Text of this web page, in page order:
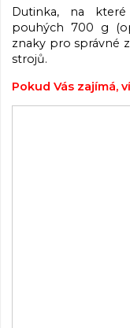
Dutinka, na
pouhých 700 g
znaky pro správné
strojů.
Pokud Vás zajímá,